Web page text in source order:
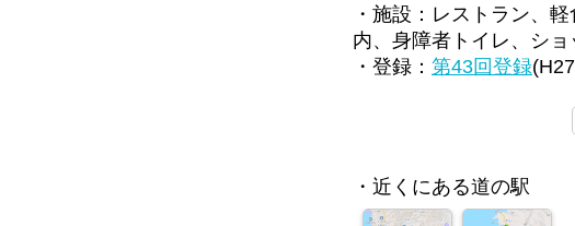
・施設：レストラン、
内、身障者トイレ、ショ
・登録： 第43回登録
・近くにある道の駅